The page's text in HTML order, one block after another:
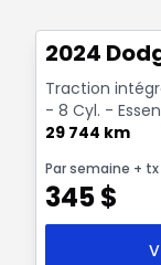
2024
Traction
- 8 Cyl. -
29 744 km
Par semaine + tx
345$